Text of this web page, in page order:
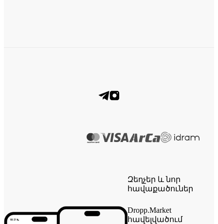
Զեղչեր և նոր
հավաքածուներ
Dropp.Market
հավելվածում